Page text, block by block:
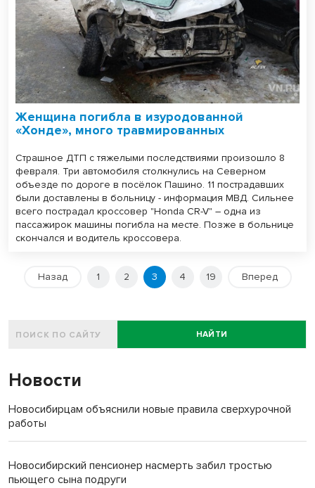
Женщина погибла в изуродованной
«Хонде», много травмированных
Страшное ДТП с тяжелыми последствиями произошло 8
февраля. Три автомобиля столкнулись на Северном
объезде по дороге в посёлок Пашино. 11 пострадавших
были доставлены в больницу - информация МВД. Сильнее
всего пострадал кроссовер "Honda CR-V" – одна из
пассажирок машины погибла на месте. Позже в больнице
скончался и водитель кроссовера.
Назад 1 2 3 4 19 Вперед
НАЙТИ
Новости
Новосибирцам объяснили новые правила сверхурочной
работы
Новосибирский пенсионер насмерть забил тростью
пьющего сына подруги